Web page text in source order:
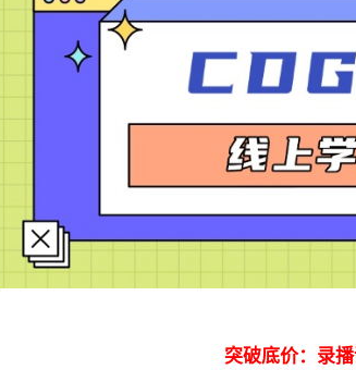
突破底价：录